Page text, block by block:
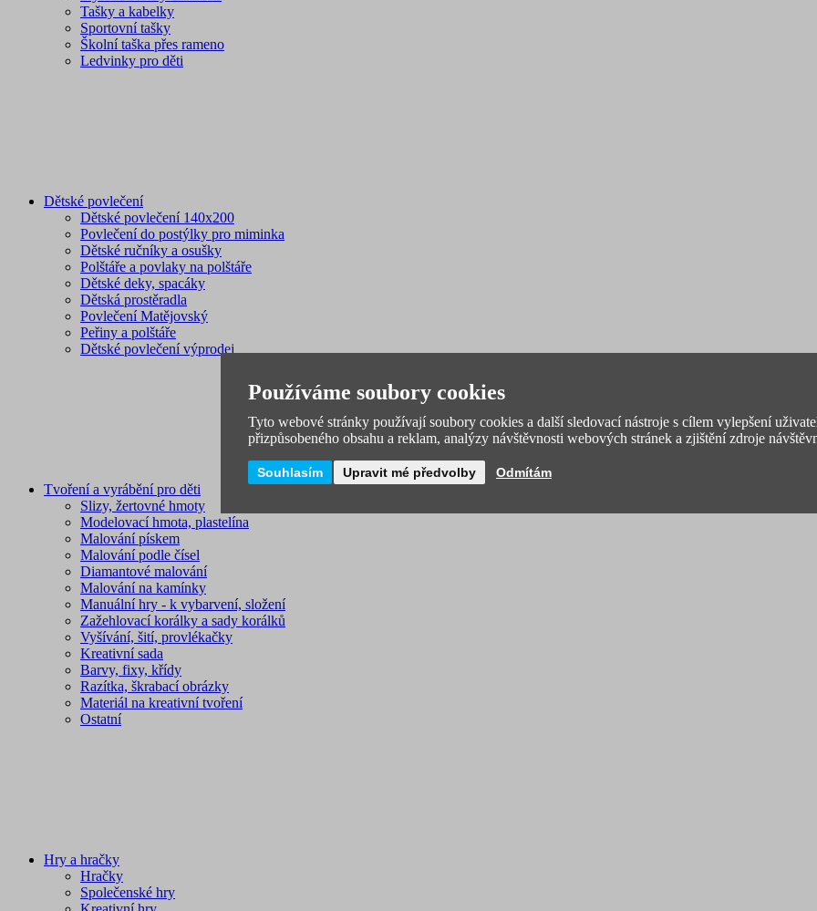
Tašky a kabelky
Sportovní tašky
Školní taška přes rameno
Ledvinky pro děti
Dětské povlečení
Dětské povlečení 140x200
Povlečení do postýlky pro miminka
Dětské ručníky a osušky
Polštáře a povlaky na polštáře
Dětské deky, spacáky
Dětská prostěradla
Povlečení Matějovský
Peřiny a polštáře
Dětské povlečení výprodej
Tvoření a vyrábění pro děti
Slizy, žertovné hmoty
Modelovací hmota, plastelína
Malování pískem
Malování podle čísel
Diamantové malování
Malování na kamínky
Manuální hry - k vybarvení, složení
Zažehlovací korálky a sady korálků
Vyšívání, šití, provlékačky
Kreativní sada
Barvy, fixy, křídy
Razítka, škrabací obrázky
Materiál na kreativní tvoření
Ostatní
Hry a hračky
Hračky
Společenské hry
Používáme soubory cookies
Tyto webové stránky používají soubory cookies a další sledovací nástroje s cílem vylepšení
přizpůsobeného obsahu a reklam, analýzy návštěvnosti webových stránek a zjištění zdroje
Souhlasím Upravit mé předvolby Odmítám